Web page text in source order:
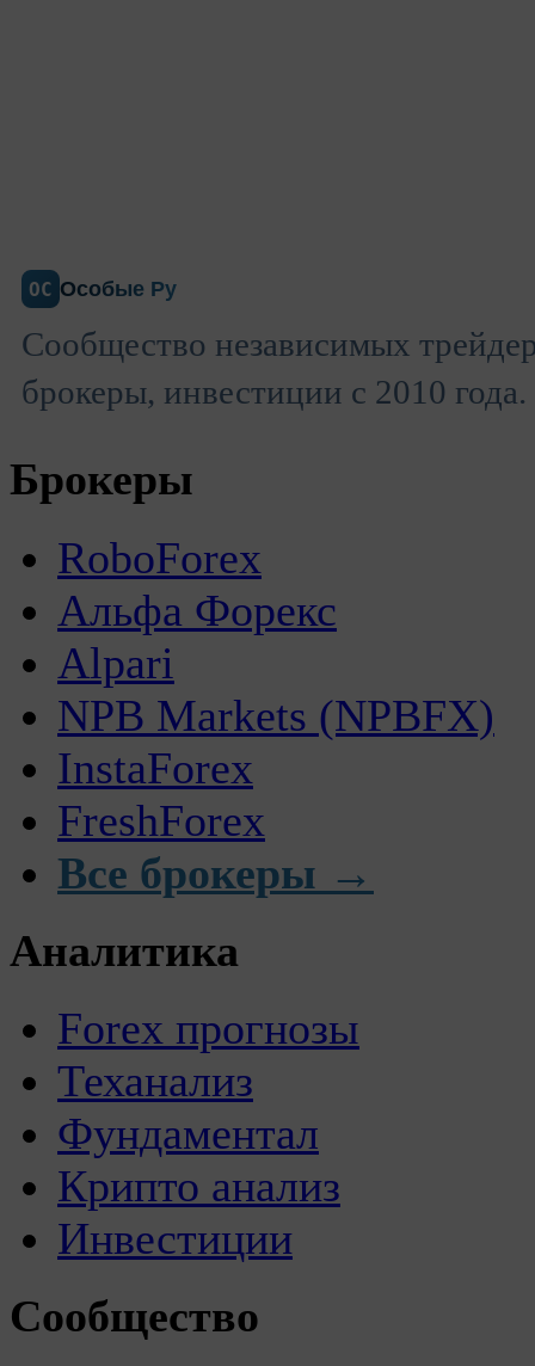
ОС Особые Ру
Сообщество независимых
брокеры, инвестиции с 2010 года.
Брокеры
RoboForex
Альфа Форекс
Alpari
NPB Markets (NPBFX)
InstaForex
FreshForex
Все брокеры →
Аналитика
Forex прогнозы
Теханализ
Фундаментал
Крипто анализ
Инвестиции
Сообщество